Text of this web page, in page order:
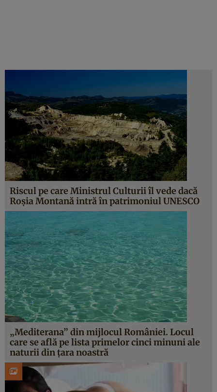
Riscul pe care Ministrul Culturii îl vede dacă
Roşia Montană intră în patrimoniul UNESCO
„Mediterana” din mijlocul României. Locul
care se află pe lista primelor cinci minuni ale
naturii din ţara noastră